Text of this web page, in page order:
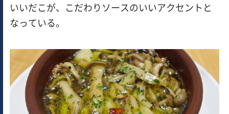
いいだこが、こだわりソースのいいアクセントと
なっている。